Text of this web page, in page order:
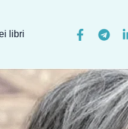
libri